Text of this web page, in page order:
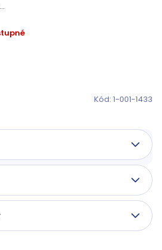
Kód: 1-001-1433